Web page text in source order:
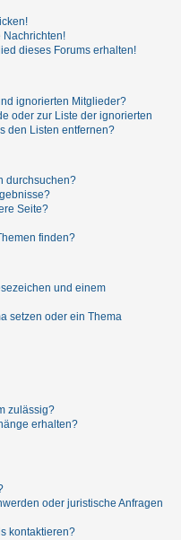
Nachrichten!
dieses Forums erhalten!
ignorierten Mitglieder?
oder zur Liste der ignorierten
den Listen entfernen?
durchsuchen?
Seite?
finden?
und einem
setzen oder ein Thema
zulässig?
erhalten?
oder juristische Anfragen
kontaktieren?